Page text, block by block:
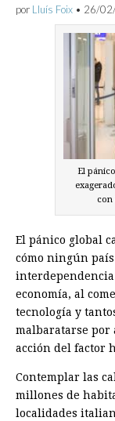
por Lluís Foix • 26/
El
con
El pánico global
cómo ningún país
interdependencia
economía, al
tecnología y
malbaratarse por
acción del factor
Contemplar las
millones de
localidades